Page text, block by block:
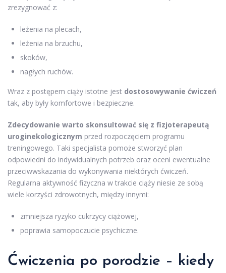
zrezygnować z:
leżenia na plecach,
leżenia na brzuchu,
skoków,
nagłych ruchów.
Wraz z postępem ciąży istotne jest dostosowywanie ćwiczeń
tak, aby były komfortowe i bezpieczne.
Zdecydowanie warto skonsultować się z fizjoterapeutą
uroginekologicznym przed rozpoczęciem programu
treningowego. Taki specjalista pomoże stworzyć plan
odpowiedni do indywidualnych potrzeb oraz oceni ewentualne
przeciwwskazania do wykonywania niektórych ćwiczeń.
Regularna aktywność fizyczna w trakcie ciąży niesie ze sobą
wiele korzyści zdrowotnych, między innymi:
zmniejsza ryzyko cukrzycy ciążowej,
poprawia samopoczucie psychiczne.
Ćwiczenia po porodzie – kiedy